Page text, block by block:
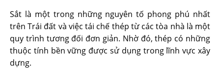
Sắt là một trong những nguyên tố phong phú nhất
trên Trái đất và việc tái chế thép từ các tòa nhà là một
quy trình tương đối đơn giản. Nhờ đó, thép có những
thuộc tính bền vững được sử dụng trong lĩnh vực xây
dựng.